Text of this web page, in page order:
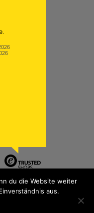
du die Website weiter
aus.